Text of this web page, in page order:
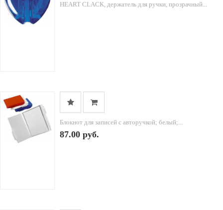
HEART CLACK, держатель для ручки, прозрачный...
Блокнот для записей с авторучкой; белый;...
87.00 руб.